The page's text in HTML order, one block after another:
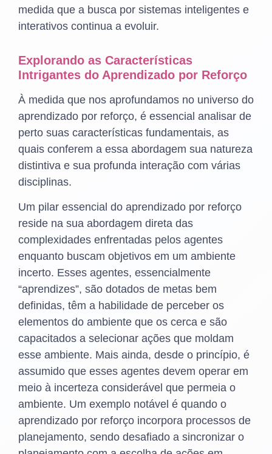
medida que a busca por sistemas inteligentes e
interativos continua a evoluir.
Explorando as Características
Intrigantes do Aprendizado por Reforço
À medida que nos aprofundamos no universo do
aprendizado por reforço, é essencial analisar de
perto suas características fundamentais, as
quais conferem a essa abordagem sua natureza
distintiva e sua profunda interação com várias
disciplinas.
Um pilar essencial do aprendizado por reforço
reside na sua abordagem direta das
complexidades enfrentadas pelos agentes
enquanto buscam objetivos em um ambiente
incerto. Esses agentes, essencialmente
“aprendizes”, são dotados de metas bem
definidas, têm a habilidade de perceber os
elementos do ambiente que os cerca e são
capacitados a selecionar ações que moldam
esse ambiente. Mais ainda, desde o princípio, é
assumido que esses agentes devem operar em
meio à incerteza considerável que permeia o
ambiente. Um exemplo notável é quando o
aprendizado por reforço incorpora processos de
planejamento, sendo desafiado a sincronizar o